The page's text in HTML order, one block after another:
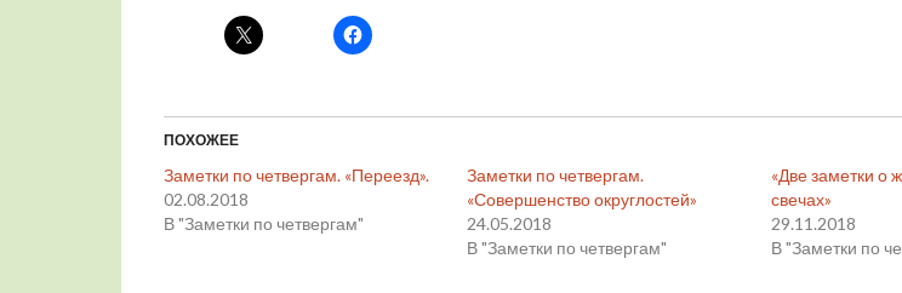
ПОХОЖЕЕ
Заметки по четвергам. «Переезд».
02.08.2018
В "Заметки по четвергам"
Заметки по четвергам.
«Совершенство округлостей»
24.05.2018
В "Заметки по четвергам"
«Две заметки о
свечах»
29.11.2018
В "Заметки по